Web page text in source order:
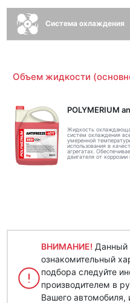
Система охлаждения
Объем жидкости
POLYMERIUM
Жидкость
систем охлаждения
умеренной
использования в
агрегатах.
двигателя от коррозии
ВНИМАНИЕ! Данный
ознакомительный
подбора следуйте
производителем в
Вашего автомобиля,